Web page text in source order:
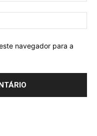
navegador para a